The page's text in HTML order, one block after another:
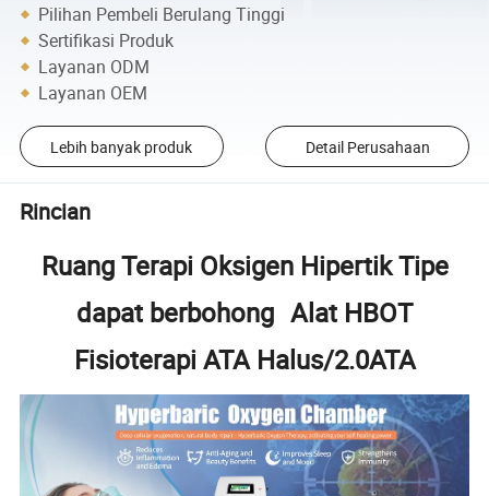
Pilihan Pembeli Berulang Tinggi
Sertifikasi Produk
Layanan ODM
Layanan OEM
Lebih banyak produk Detail Perusahaan
Rincian
Ruang Terapi Oksigen Hipertik Tipe
dapat berbohong Alat HBOT
Fisioterapi ATA Halus/2.0ATA